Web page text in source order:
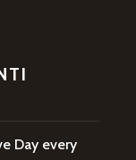
Day every